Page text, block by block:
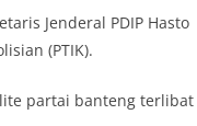
Jenderal PDIP Hasto
(PTIK).
partai banteng terlibat